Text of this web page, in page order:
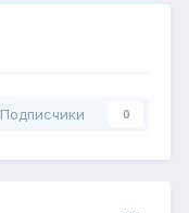
Подписчики 0